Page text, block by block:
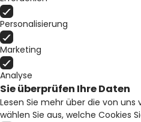
Personalisierung
Marketing
Analyse
Sie überprüfen Ihre Daten
Lesen Sie mehr über die von
wählen Sie aus, welche Cookies